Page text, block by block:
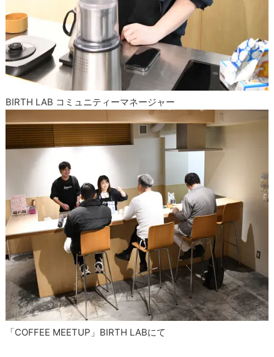
BIRTH LAB コミュニティーマネージャー
「COFFEE MEETUP」BIRTH LABにて